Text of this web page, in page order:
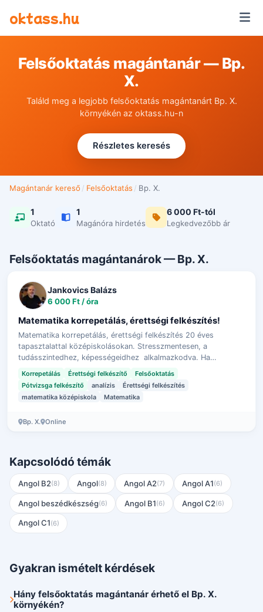
oktass.hu
Felsőoktatás magántanár — Bp.
X.
Találd meg a legjobb felsőoktatás magántanárt Bp. X.
környékén az oktass.hu-n
Részletes keresés
Magántanár kereső / Felsőoktatás / Bp. X.
1
Oktató
1
Magánóra hirdetés
6 000 Ft-tól
Legkedvezőbb ár
Felsőoktatás magántanárok — Bp. X.
Jankovics Balázs
6 000 Ft / óra
Matematika korrepetálás, érettségi felkészítés!
Matematika korrepetálás, érettségi felkészítés 20 éves
tapasztalattal középiskolásokan. Stresszmentesen, a
tudásszintedhez, képességeidhez alkalmazkodva. Ha
érettségire készülsz matekból, akkor is b…
Korrepetálás Érettségi felkészítő
Felsőoktatás
Pótvizsga felkészítő
analízis
Érettségi felkészítés
matematika középiskola
Matematika
Bp. X. Online
Kapcsolódó témák
Angol B2(8) Angol(8) Angol A2(7) Angol A1(6)
Angol beszédkészség(6) Angol B1(6) Angol C2(6)
Angol C1(6)
Gyakran ismételt kérdések
Hány felsőoktatás magántanár érhető el Bp. X.
környékén?